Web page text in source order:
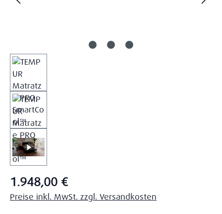
Regulärer Preis:
1.948,00 €
Preise inkl. MwSt. zzgl. Versandkosten